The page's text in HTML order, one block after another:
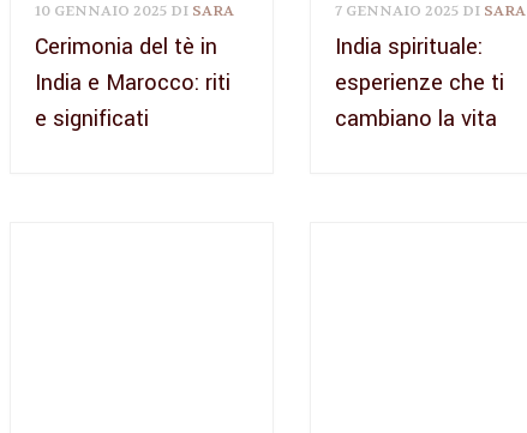
10 GENNAIO 2025DI SARA
Cerimonia del tè in
India e Marocco: riti
e significati
7 GENNAIO 2025DI SARA
India spirituale:
esperienze che ti
cambiano la vita